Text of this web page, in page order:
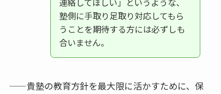
塾側に手取り足取り対応してもら
うことを期待する方には必ずしも
合いません。
——貴塾の教育方針を最大限に活かすために、保